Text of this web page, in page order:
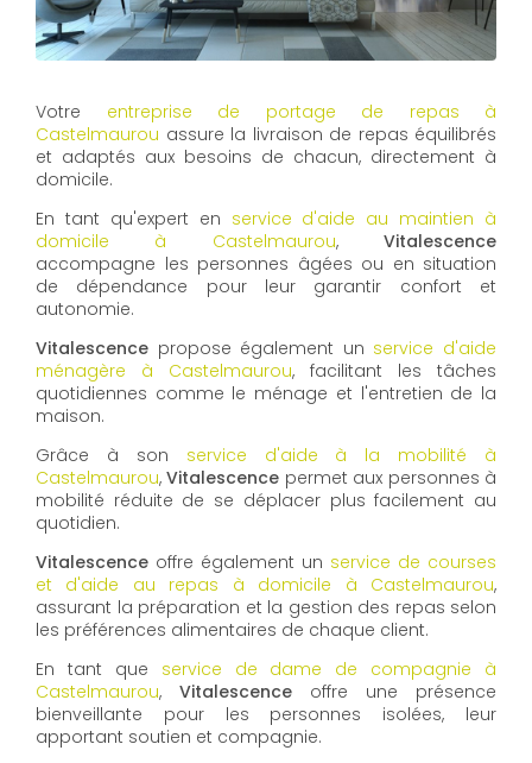
Votre entreprise de portage de repas à
Castelmaurou assure la livraison de repas équilibrés
et adaptés aux besoins de chacun, directement à
domicile.
En tant qu'expert en service d'aide au maintien à
domicile à Castelmaurou,Vitalescence
accompagne les personnes âgées ou en situation
de dépendance pour leur garantir confort et
autonomie.
Vitalescence propose également un service d'aide
ménagère à Castelmaurou, facilitant les tâches
quotidiennes comme le ménage et l'entretien de la
maison.
Grâce à son service d'aide à la mobilité à
Castelmaurou,Vitalescence permet aux personnes à
mobilité réduite de se déplacer plus facilement au
quotidien.
Vitalescence offre également un service de courses
et d'aide au repas à domicile à Castelmaurou,
assurant la préparation et la gestion des repas selon
les préférences alimentaires de chaque client.
En tant que service de dame de compagnie à
Castelmaurou, Vitalescence offre une présence
bienveillante pour les personnes isolées, leur
apportant soutien et compagnie.